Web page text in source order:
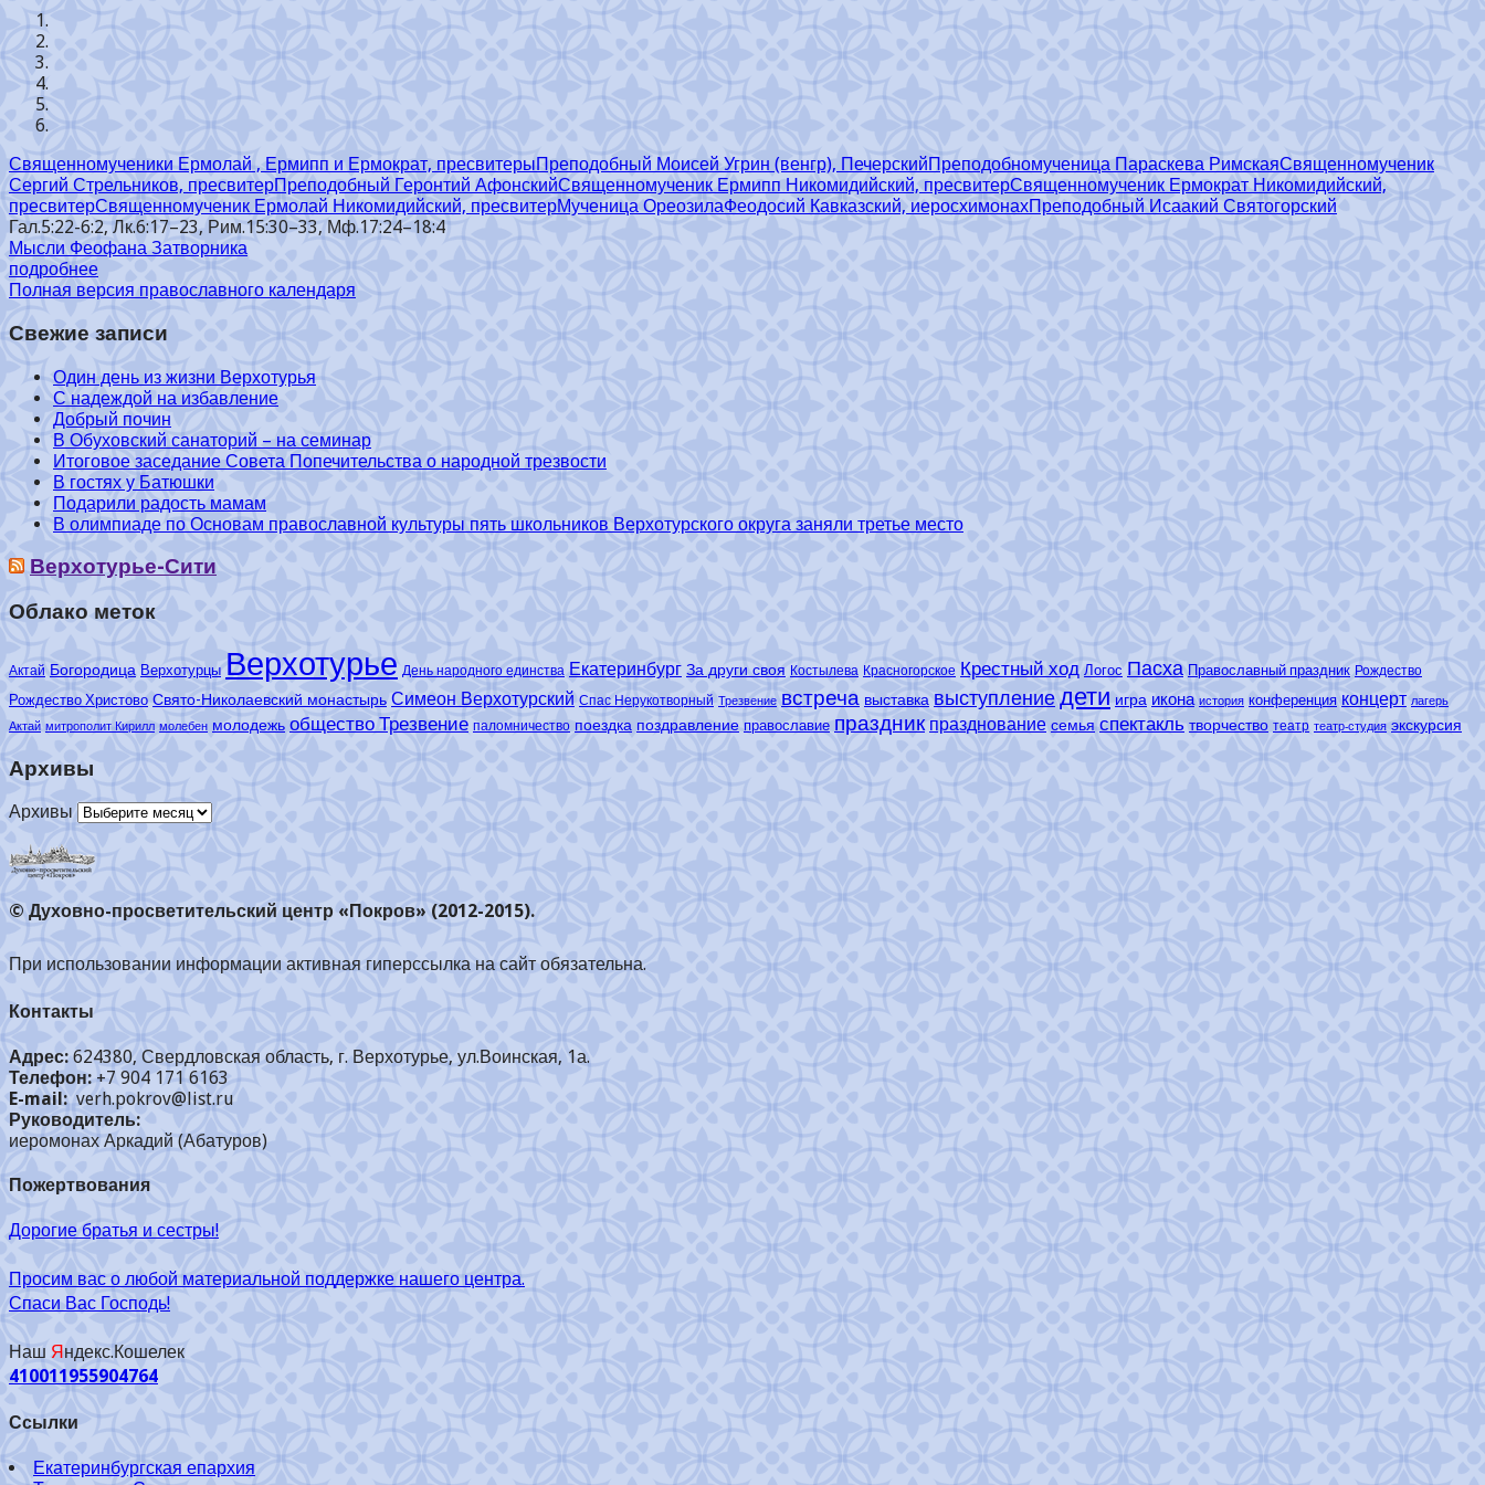
Священномученики Ермолай , Ермипп и Ермократ, пресвитерыПреподобный Моисей Угрин (венгр), ПечерскийПреподобномученица Параскева РимскаяСвященномученик
Сергий Стрельников, пресвитерПреподобный Геронтий АфонскийСвященномученик Ермипп Никомидийский, пресвитерСвященномученик Ермократ Никомидийский,
пресвитерСвященномученик Ермолай Никомидийский, пресвитерМученица ОреозилаФеодосий Кавказский, иеросхимонахПреподобный Исаакий Святогорский
Гал.5:22-6:2, Лк.6:17–23, Рим.15:30–33, Мф.17:24–18:4
Мысли Феофана Затворника
подробнее
Полная версия православного календаря
Свежие записи
Один день из жизни Верхотурья
С надеждой на избавление
Добрый почин
В Обуховский санаторий – на семинар
Итоговое заседание Совета Попечительства о народной трезвости
В гостях у Батюшки
Подарили радость мамам
В олимпиаде по Основам православной культуры пять школьников Верхотурского округа заняли третье место
Верхотурье-Сити
Облако меток
Актай Богородица Верхотурцы Верхотурье День народного единства Екатеринбург За други своя Костылева Красногорское Крестный ход Логос Пасха Православный праздник Рождество
Рождество Христово Свято-Николаевский монастырь Симеон Верхотурский Спас Нерукотворный Трезвение встреча выставка выступлениедети игра икона история конференция концерт лагерь
Актай митрополит Кирилл молебен молодежь общество Трезвение паломничество поездка поздравление православие праздник празднование семья спектакль творчество театр театр-студия экскурсия
Архивы
Архивы
© Духовно-просветительский центр «Покров» (2012-2015).
При использовании информации активная гиперссылка на сайт обязательна.
Контакты
Адрес: 624380, Свердловская область, г. Верхотурье, ул.Воинская, 1а.
Телефон: +7 904 171 6163
E-mail:verh.pokrov@list.ru
Руководитель:
иеромонах Аркадий (Абатуров)
Пожертвования
Дорогие братья и сестры!
Просим вас о любой материальной поддержке нашего центра.
Спаси Вас Господь!
Наш Яндекс.Кошелек
410011955904764
Ссылки
Екатеринбургская епархия